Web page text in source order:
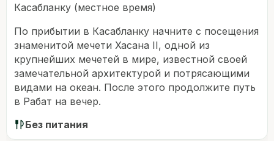
Касабланку (местное время)
По прибытии в Касабланку начните с посещения
знаменитой мечети Хасана II, одной из
крупнейших мечетей в мире, известной своей
замечательной архитектурой и потрясающими
видами на океан. После этого продолжите путь
в Рабат на вечер.
Без питания